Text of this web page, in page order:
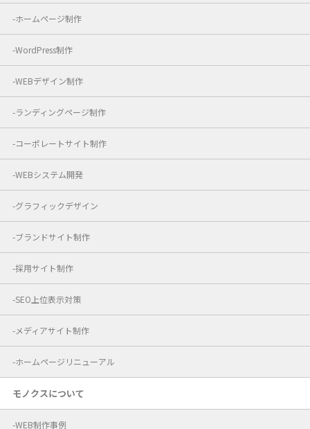
ホームページ制作
WordPress制作
WEBデザイン制作
ランディングページ制作
コーポレートサイト制作
WEBシステム開発
グラフィックデザイン
ブランドサイト制作
採用サイト制作
SEO上位表示対策
メディアサイト制作
ホームページリニューアル
モノクスについて
WEB制作事例